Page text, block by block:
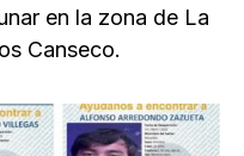
en la zona de La
Canseco.